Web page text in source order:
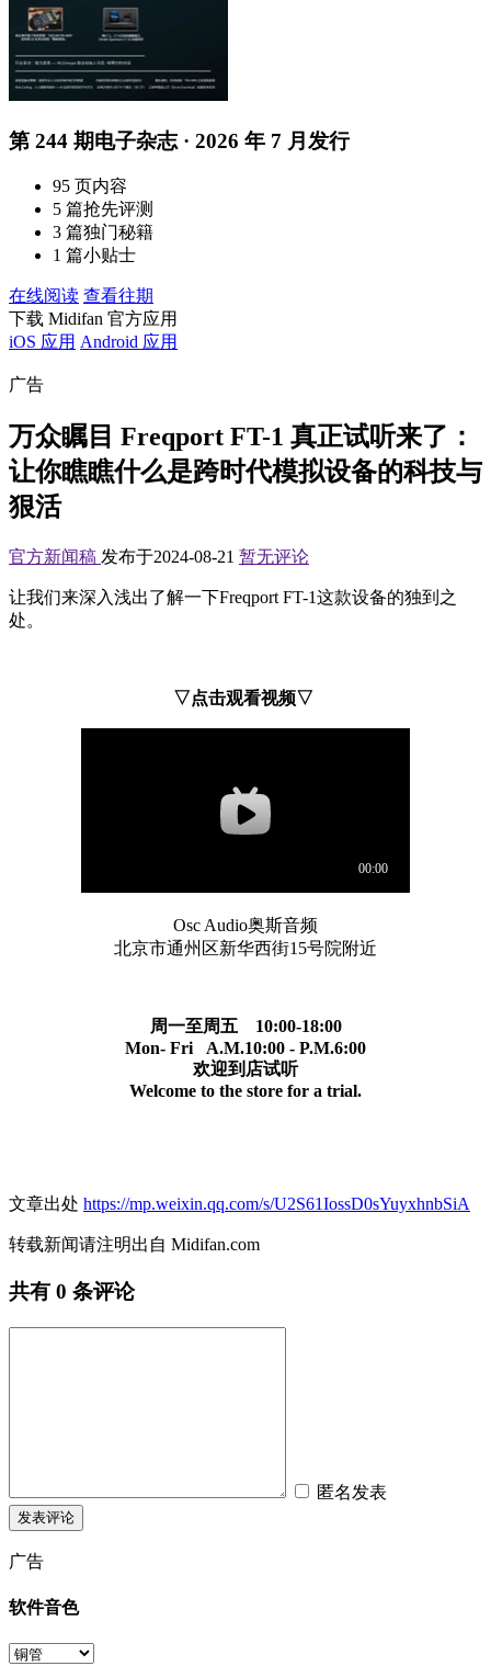
第 244 期电子杂志 · 2026 年 7 月发行
95 页内容
5 篇抢先评测
3 篇独门秘籍
1 篇小贴士
在线阅读 查看往期
下载 Midifan 官方应用
iOS 应用 Android 应用
广告
万众瞩目 Freqport FT-1 真正试听来了：
让你瞧瞧什么是跨时代模拟设备的科技与
狠活
官方新闻稿 发布于2024-08-21 暂无评论
让我们来深入浅出了解一下Freqport FT-1这款设备的独到之
处。
▽点击观看视频▽
Osc Audio奥斯音频
北京市通州区新华西街15号院附近
周一至周五 10:00-18:00
Mon- Fri A.M.10:00 - P.M.6:00
欢迎到店试听
Welcome to the store for a trial.
文章出处 https://mp.weixin.qq.com/s/U2S61IossD0sYuyxhnbSiA
转载新闻请注明出自 Midifan.com
共有 0 条评论
匿名发表
广告
软件音色